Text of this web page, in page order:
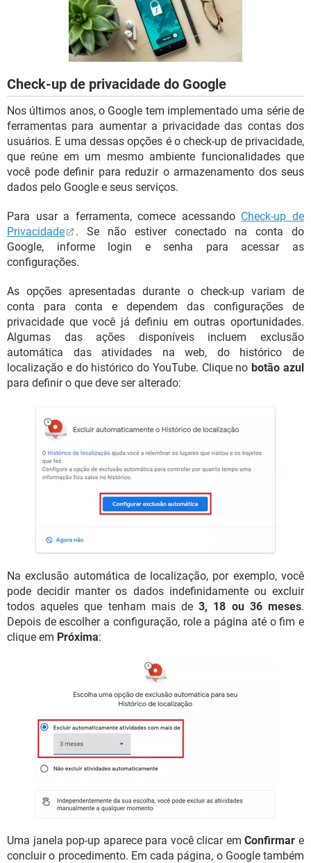
Check-up de privacidade do Google
Nos últimos anos, o Google tem implementado uma série de
ferramentas para aumentar a privacidade das contas dos
usuários. E uma dessas opções é o check-up de privacidade,
que reúne em um mesmo ambiente funcionalidades que
você pode definir para reduzir o armazenamento dos seus
dados pelo Google e seus serviços.
Para usar a ferramenta, comece acessando Check-up de
Privacidade
. Se não estiver conectado na conta do
Google, informe login e senha para acessar as
configurações.
As opções apresentadas durante o check-up variam de
conta para conta e dependem das configurações de
privacidade que você já definiu em outras oportunidades.
Algumas das ações disponíveis incluem exclusão
automática das atividades na web, do histórico de
localização e do histórico do YouTube. Clique nobotão azul
para definir o que deve ser alterado:
Na exclusão automática de localização, por exemplo, você
pode decidir manter os dados indefinidamente ou excluir
todos aqueles que tenham mais de3, 18 ou 36 meses.
Depois de escolher a configuração, role a página até o fim e
clique em Próxima:
Uma janela pop-up aparece para você clicar emConfirmar e
concluir o procedimento. Em cada página, o Google também